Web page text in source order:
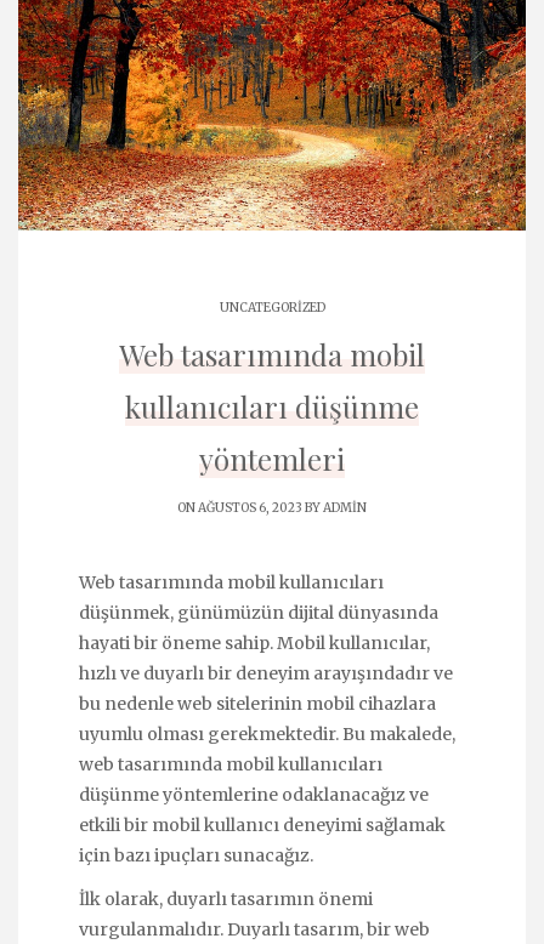
UNCATEGORIZED
Web tasarımında mobil
kullanıcıları düşünme
yöntemleri
ON AĞUSTOS 6, 2023 BYADMIN
Web tasarımında mobil kullanıcıları
düşünmek, günümüzün dijital dünyasında
hayati bir öneme sahip. Mobil kullanıcılar,
hızlı ve duyarlı bir deneyim arayışındadır ve
bu nedenle web sitelerinin mobil cihazlara
uyumlu olması gerekmektedir. Bu makalede,
web tasarımında mobil kullanıcıları
düşünme yöntemlerine odaklanacağız ve
etkili bir mobil kullanıcı deneyimi sağlamak
için bazı ipuçları sunacağız.
İlk olarak, duyarlı tasarımın önemi
vurgulanmalıdır. Duyarlı tasarım, bir web